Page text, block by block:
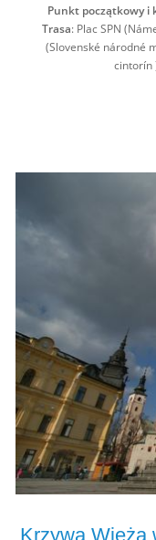
Punkt początkowy i
Trasa: Plac SPN
(Slovenské národné
cintorín
Krzywa Wieża